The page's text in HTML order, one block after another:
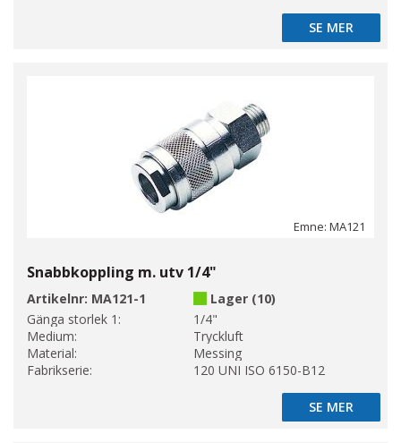
SE MER
SE MER
Emne: MA121
Snabbkoppling m. utv 1/4"
Artikelnr: MA121-1
Lager (10)
Gänga storlek 1:
1/4"
Medium:
Tryckluft
Material:
Messing
Fabrikserie:
120 UNI ISO 6150-B12
SE MER
SE MER